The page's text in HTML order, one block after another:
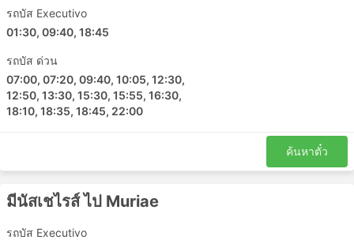
เอนได้กว้างนุ่ม ผ้าห่ม ผู้โดยสารน้อย และสิทธิพิเศษอื่น ๆ
อีกมากมายที่จะทำให้การเดินทางของคุณเป็นการเดิน
ข้อเสียของการเดินทางด้วยรถบัส
ใกล้กับทางหลวงที่ใหญ่ เพื่อให้รถประจำทางสามารถ
หลีกเลี่ยงความแออัดในเมือง แต่น่าเสียดายว่า การเดิน
การเดินทางไปยังสถานีดังกล่าวอาจเป็นปัญหา เนื่องจาก
ในบางจุดหมายปลายทางมีข้อจำกัดเกี่ยวกับยานพาหนะ
ที่อนุญาตให้เข้าจุดส่งผู้โดยสารได้ และคุณจะต้องใช้ผู้ให้
รถบัส Executivo
01:30, 09:40, 18:45
รถบัส ด่วน
07:00, 07:20, 09:40, 10:05, 12:30,
12:50, 13:30, 15:30, 15:55, 16:30,
18:10, 18:35, 18:45, 22:00
ค้นหาตั๋ว
มีนัสเชไรส์ ไป Muriae
รถบัส Executivo